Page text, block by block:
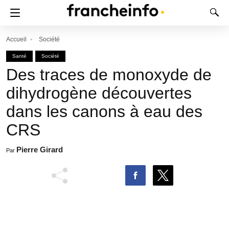
Accueil Société
Santé Société
Des traces de monoxyde de
dihydrogène découvertes
dans les canons à eau des
CRS
Par Pierre Girard